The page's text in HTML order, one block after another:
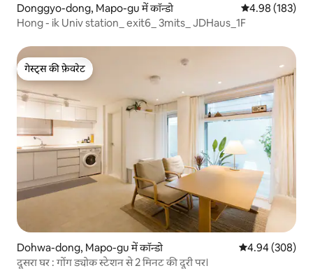
Donggyo-dong, Mapo-gu में कॉन्डो औसत रेटिंग 5 में से
4.98 (183)
Hong - ik Univ station_ exit6_ 3mits_ JDHaus_1F
गेस्ट्स की फ़ेवरेट
गेस्ट्स की फ़ेवरेट
Dohwa-dong, Mapo-gu में कॉन्डो औसत रेटिंग 5 में से
4.94 (308)
दूसरा घर : गोंग ड्योक स्टेशन से 2 मिनट की दूरी पर।